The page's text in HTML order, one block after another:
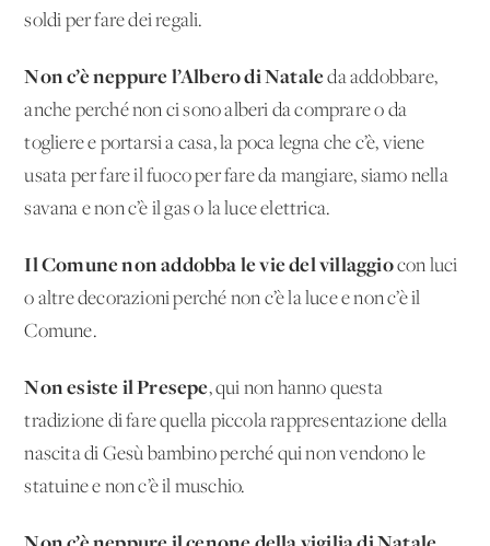
soldi per fare dei regali.
Non c’è neppure l’Albero di Nataleda addobbare,
anche perché non ci sono alberi da comprare o da
togliere e portarsi a casa, la poca legna che c’è, viene
usata per fare il fuoco per fare da mangiare, siamo nella
savana e non c’è il gas o la luce elettrica.
Il Comune non addobba le vie del villaggiocon luci
o altre decorazioni perché non c’è la luce e non c’è il
Comune.
Non esiste il Presepe, qui non hanno questa
tradizione di fare quella piccola rappresentazione della
nascita di Gesù bambino perché qui non vendono le
statuine e non c’è il muschio.